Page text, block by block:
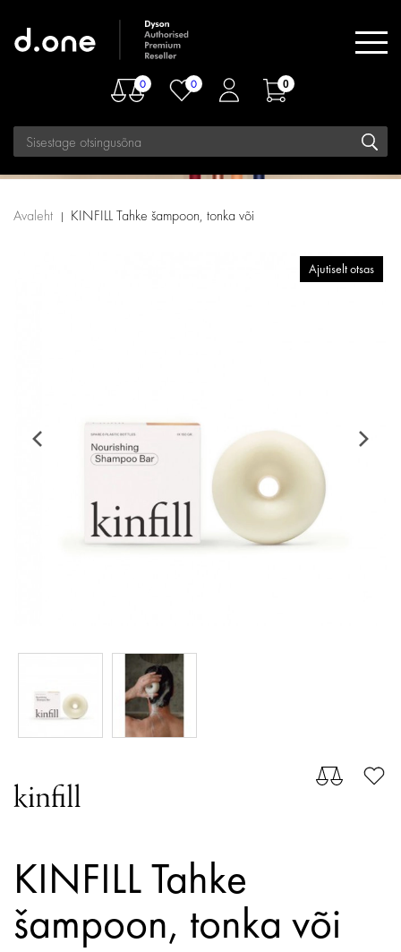
0 0 0
Avaleht KINFILL Tahke šampoon, tonka või
Ajutiselt otsas
KINFILL Tahke
šampoon, tonka või